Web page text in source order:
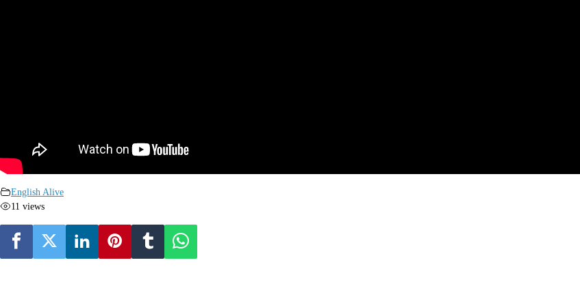
English Alive
11 views